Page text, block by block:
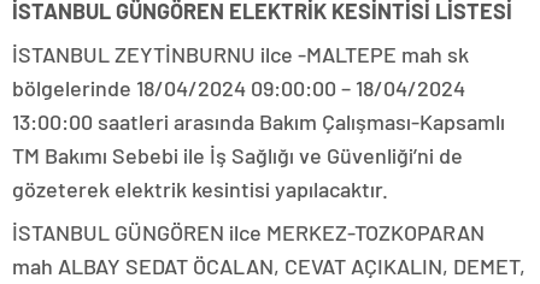
İSTANBUL GÜNGÖREN ELEKTRİK KESİNTİSİ LİSTESİ
İSTANBUL ZEYTİNBURNU ilce -MALTEPE mah sk
bölgelerinde 18/04/2024 09:00:00 – 18/04/2024
13:00:00 saatleri arasında Bakım Çalışması-Kapsamlı
TM Bakımı Sebebi ile İş Sağlığı ve Güvenliği’ni de
gözeterek elektrik kesintisi yapılacaktır.
İSTANBUL GÜNGÖREN ilce MERKEZ-TOZKOPARAN
mah ALBAY SEDAT ÖCALAN, CEVAT AÇIKALIN, DEMET,